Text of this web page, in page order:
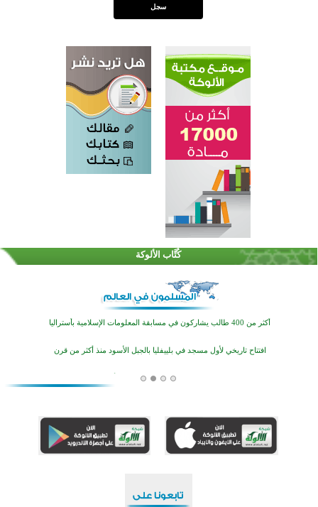
كُتَّاب الألوكة
القرآن والتربية في صدارة البرامج الصيفية للمسلمين في بينزا وساراتوف وموردوفيا هذا العام
اختتام الدورة التاسعة لمسابقة حفظ وتلاوة القرآن الكريم في أزناكاييف
أكثر من 100 شخص يتعرفون على الإسلام خلال يوم المسجد المفتوح في ميلفيل
اختتام منافسات قرآنية متميزة في بنغلاديش بمشاركة 3000 متسابق
أكثر من 400 طالب يشاركون في مسابقة المعلومات الإسلامية بأستراليا
افتتاح تاريخي لأول مسجد في بلييفليا بالجبل الأسود منذ أكثر من قرن
منطقة ريبوفسي تحتفل بميلاد مسجد جديد في أجواء إيمانية مميزة
القرآن والتربية في صدارة البرامج الصيفية للمسلمين في بينزا وساراتوف وموردوفيا هذا العام